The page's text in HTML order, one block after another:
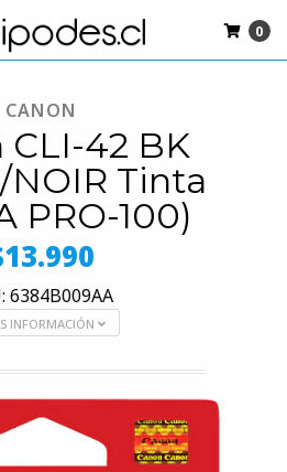
0
CANON
CLI-42 BK
NOIR Tinta
PRO-100)
6384B009AA
INFORMACIÓN